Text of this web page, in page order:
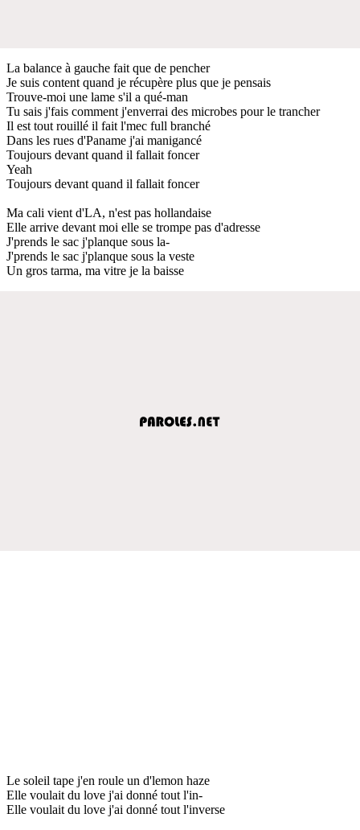
La balance à gauche fait que de pencher
Je suis content quand je récupère plus que je pensais
Trouve-moi une lame s'il a qué-man
Tu sais j'fais comment j'enverrai des microbes pour le trancher
Il est tout rouillé il fait l'mec full branché
Dans les rues d'Paname j'ai manigancé
Toujours devant quand il fallait foncer
Yeah
Toujours devant quand il fallait foncer
Ma cali vient d'LA, n'est pas hollandaise
Elle arrive devant moi elle se trompe pas d'adresse
J'prends le sac j'planque sous la-
J'prends le sac j'planque sous la veste
Un gros tarma, ma vitre je la baisse
Le soleil tape j'en roule un d'lemon haze
Elle voulait du love j'ai donné tout l'in-
Elle voulait du love j'ai donné tout l'inverse